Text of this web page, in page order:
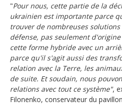
"Pour nous, cette partie de la
ukrainien est importante parce
trouver de nombreuses
défense, pas seulement
cette forme hybride avec un
parce qu'il s'agit aussi des
relation avec la Terre, les
de suite. Et soudain, nous
relations avec tout ce système",
Filonenko, conservateur du